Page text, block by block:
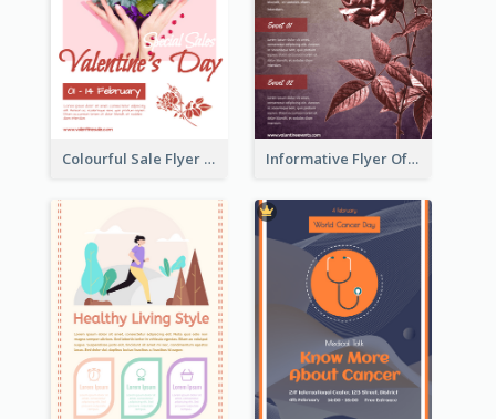
Colourful Sale Flyer Of Valentine Day With Photo Informative Flyer Of Valentine Activities In Dark Colour Tone